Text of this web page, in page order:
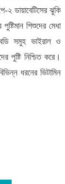
২ ডায়াবেটিসের ঝুকি
শিশুদের মেধা
সমুহ ভাইরাল ও
পুষ্টি নিশ্চিত করে।
ধরনের ভিটামিন